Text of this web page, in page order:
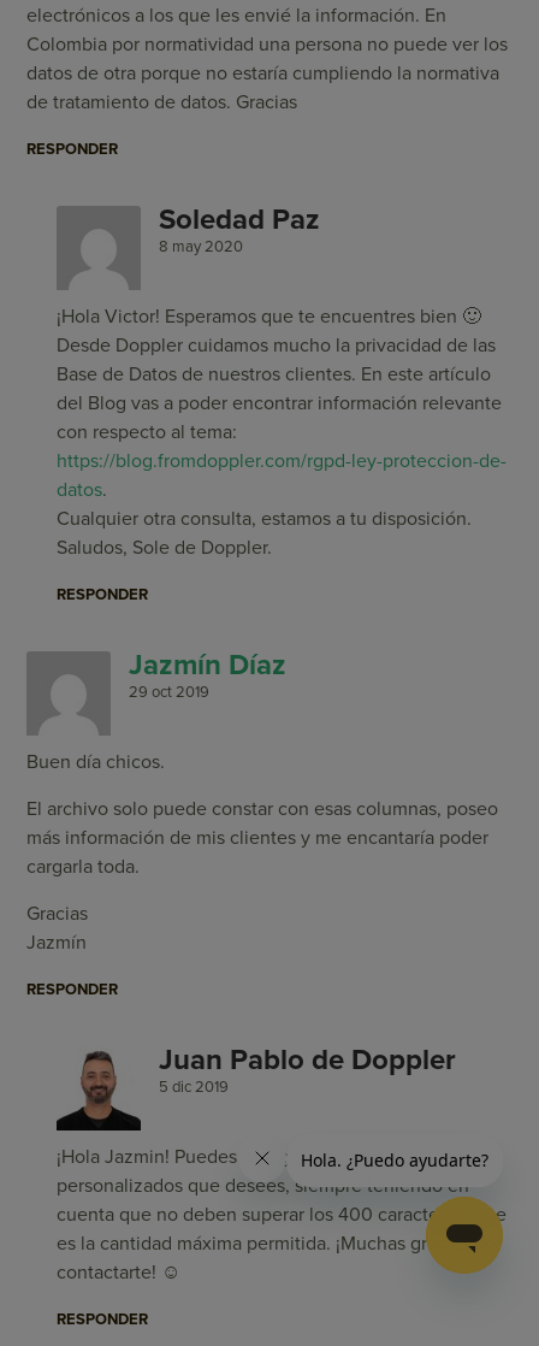
electrónicos a los que les envié la información. En
Colombia por normatividad una persona no puede ver los
datos de otra porque no estaría cumpliendo la normativa
de tratamiento de datos. Gracias
RESPONDER
Soledad Paz
8 may 2020
¡Hola Victor! Esperamos que te encuentres bien 🙂
Desde Doppler cuidamos mucho la privacidad de las
Base de Datos de nuestros clientes. En este artículo
del Blog vas a poder encontrar información relevante
con respecto al tema:
https://blog.fromdoppler.com/rgpd-ley-proteccion-de-
datos.
Cualquier otra consulta, estamos a tu disposición.
Saludos, Sole de Doppler.
RESPONDER
Jazmín Díaz
29 oct 2019
Buen día chicos.
El archivo solo puede constar con esas columnas, poseo
más información de mis clientes y me encantaría poder
cargarla toda.
Gracias
Jazmín
RESPONDER
Juan Pablo de Doppler
5 dic 2019
¡Hola Jazmin! Puedes agregar los campos
personalizados que desees, siempre teniendo en
cuenta que no deben superar los 400 caracteres, que
es la cantidad máxima permitida. ¡Muchas gracias por
contactarte! ☺
RESPONDER